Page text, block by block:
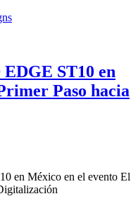
ST10 en
Paso hacia